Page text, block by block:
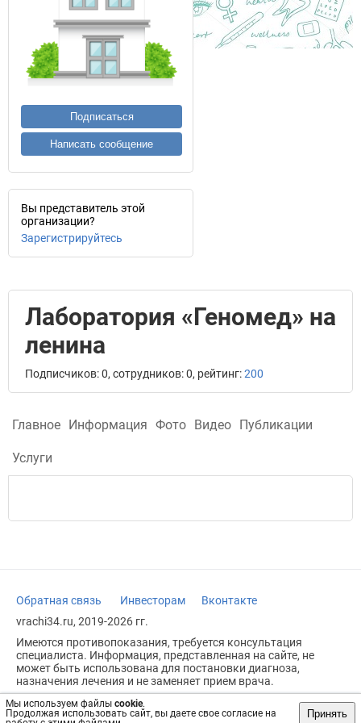
Мы используем файлы cookie.
Продолжая использовать сайт, вы даете свое согласие на
Принять
Подписаться
Написать сообщение
Вы представитель этой
организации?
Зарегистрируйтесь
Лаборатория «Геномед» на
ленина
Подписчиков: 0, сотрудников: 0, рейтинг:200
Главное Информация Фото Видео Публикации
Услуги
Обратная связь Инвесторам
Вконтакте
vrachi34.ru, 2019-2026 гг.
Имеются противопоказания, требуется консультация
специалиста. Информация, представленная на сайте, не
может быть использована для постановки диагноза,
назначения лечения и не заменяет прием врача.
Возрастное ограничение: 18+